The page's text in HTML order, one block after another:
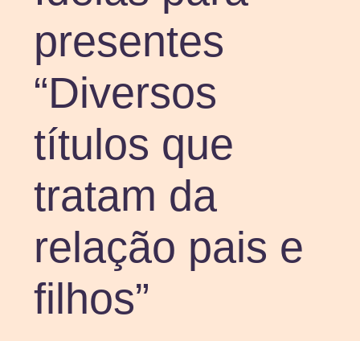
presentes
“Diversos
títulos que
tratam da
relação pais e
filhos”